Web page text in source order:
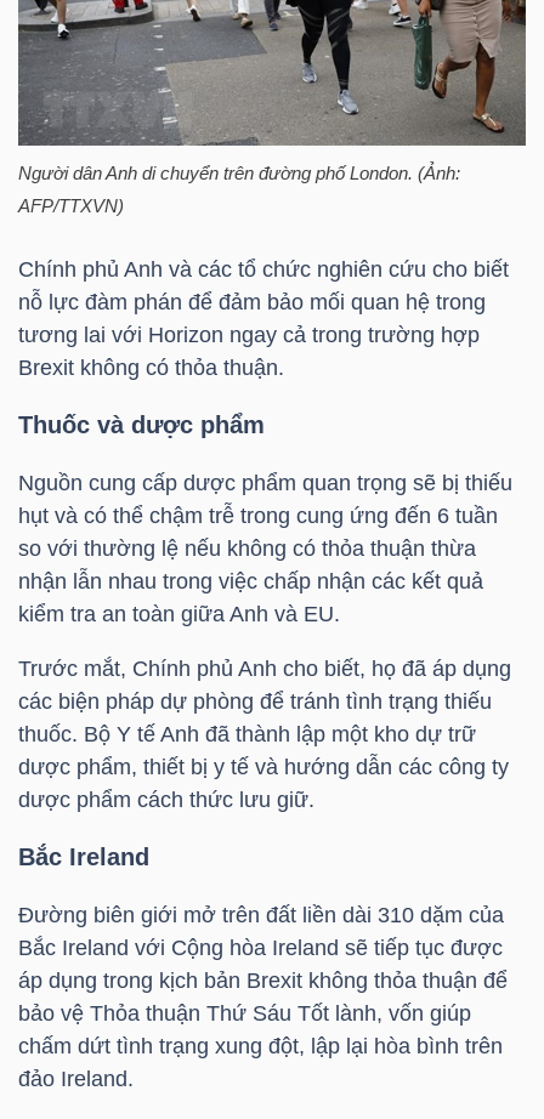
Người dân Anh di chuyển trên đường phố London. (Ảnh:
AFP/TTXVN)
Chính phủ Anh và các tổ chức nghiên cứu cho biết
nỗ lực đàm phán để đảm bảo mối quan hệ trong
tương lai với Horizon ngay cả trong trường hợp
Brexit không có thỏa thuận.
Thuốc và dược phẩm
Nguồn cung cấp dược phẩm quan trọng sẽ bị thiếu
hụt và có thể chậm trễ trong cung ứng đến 6 tuần
so với thường lệ nếu không có thỏa thuận thừa
nhận lẫn nhau trong việc chấp nhận các kết quả
kiểm tra an toàn giữa Anh và EU.
Trước mắt, Chính phủ Anh cho biết, họ đã áp dụng
các biện pháp dự phòng để tránh tình trạng thiếu
thuốc. Bộ Y tế Anh đã thành lập một kho dự trữ
dược phẩm, thiết bị y tế và hướng dẫn các công ty
dược phẩm cách thức lưu giữ.
Bắc Ireland
Đường biên giới mở trên đất liền dài 310 dặm của
Bắc Ireland với Cộng hòa Ireland sẽ tiếp tục được
áp dụng trong kịch bản Brexit không thỏa thuận để
bảo vệ Thỏa thuận Thứ Sáu Tốt lành, vốn giúp
chấm dứt tình trạng xung đột, lập lại hòa bình trên
đảo Ireland.
THÔNG
BẤT
ĐỘNG
SẢN
Mã
chứng
khoán
(-)
Lãnh
đạo
(-)
tức
(-)
Bài
viết